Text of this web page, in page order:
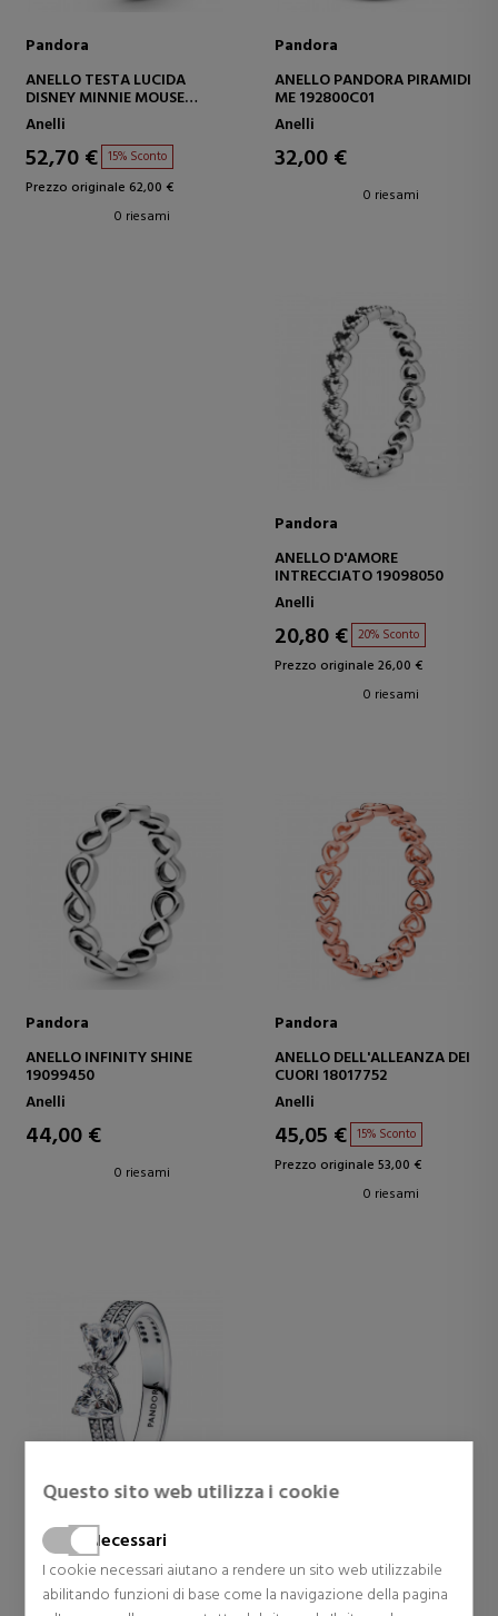
Questo sito web utilizza i cookie
Necessari
I cookie necessari aiutano a rendere un sito web utilizzabile
abilitando funzioni di base come la navigazione della pagina
Pandora
ANELLO TESTA LUCIDA
DISNEY MINNIE MOUSE
190074C01
Anelli
52,70 € 15% Sconto
Prezzo originale 62,00 €
0 riesami
Pandora
ANELLO PANDORA PIRAMIDI
ME 192800C01
Anelli
32,00 €
0 riesami
Pandora
ANELLO D'AMORE
INTRECCIATO 19098050
Anelli
20,80 € 20% Sconto
Prezzo originale 26,00 €
0 riesami
Pandora
ANELLO INFINITY SHINE
19099450
Anelli
44,00 €
0 riesami
Pandora
ANELLO DELL'ALLEANZA DEI
CUORI 18017752
Anelli
45,05 € 15% Sconto
Prezzo originale 53,00 €
0 riesami
Pandora
SHINY BOW RING 193552C01
Anelli